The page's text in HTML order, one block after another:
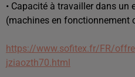
• Capacité à travailler dans un
(machines en fonctionnement
https://www.sofitex.fr/FR/
jziaozth70.html